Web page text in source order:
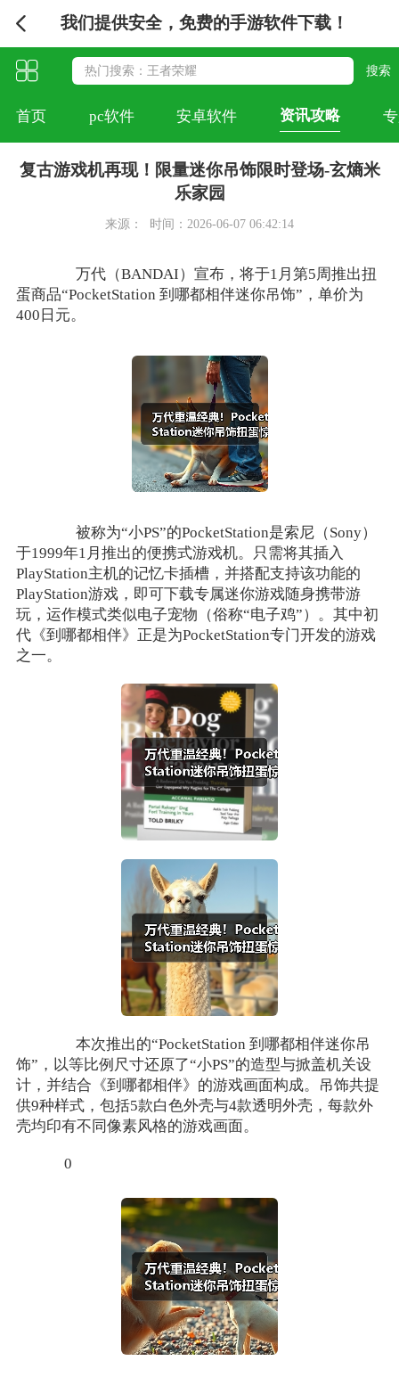
我们提供安全，免费的手游软件下载！
首页 pc软件 安卓软件 资讯攻略
复古游戏机再现！限量迷你吊饰限时登场-玄熵米
乐家园
来源： 时间：2026-06-07 06:42:14
万代（BANDAI）宣布，将于1月第5周推出扭
蛋商品“PocketStation 到哪都相伴迷你吊饰”，单价为
400日元。
被称为“小PS”的PocketStation是索尼（Sony）
于1999年1月推出的便携式游戏机。只需将其插入
PlayStation主机的记忆卡插槽，并搭配支持该功能的
PlayStation游戏，即可下载专属迷你游戏随身携带游
玩，运作模式类似电子宠物（俗称“电子鸡”）。其中初
代《到哪都相伴》正是为PocketStation专门开发的游戏
之一。
本次推出的“PocketStation 到哪都相伴迷你吊
饰”，以等比例尺寸还原了“小PS”的造型与掀盖机关设
计，并结合《到哪都相伴》的游戏画面构成。吊饰共提
供9种样式，包括5款白色外壳与4款透明外壳，每款外
壳均印有不同像素风格的游戏画面。
0